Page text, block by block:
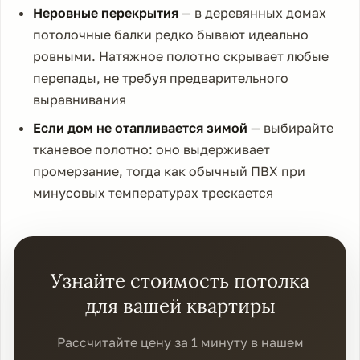
Неровные перекрытия — в деревянных домах
потолочные балки редко бывают идеально
ровными. Натяжное полотно скрывает любые
перепады, не требуя предварительного
выравнивания
Если дом не отапливается зимой — выбирайте
тканевое полотно: оно выдерживает
промерзание, тогда как обычный ПВХ при
минусовых температурах трескается
Узнайте стоимость потолка
для вашей квартиры
Рассчитайте цену за 1 минуту в нашем